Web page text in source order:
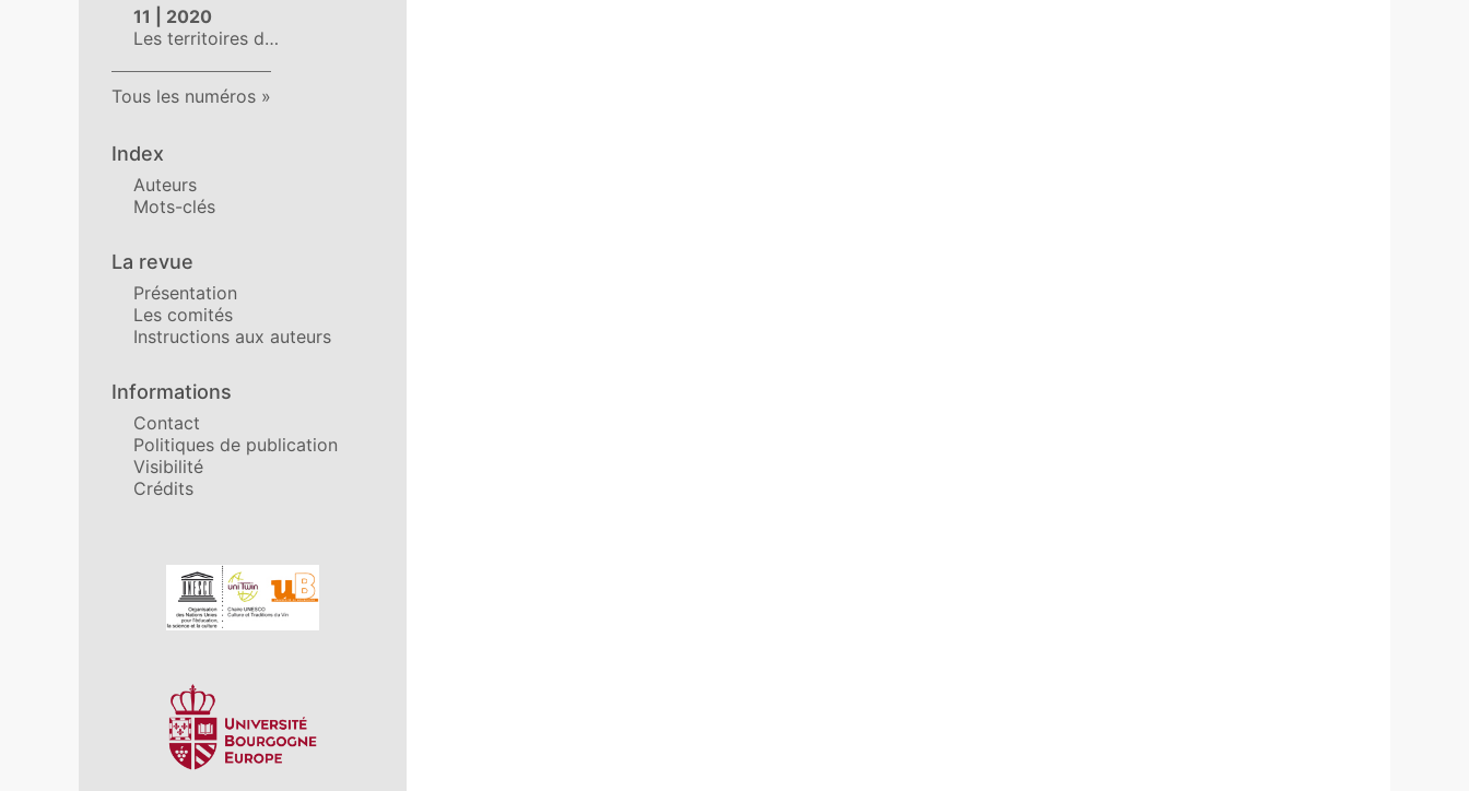
11 | 2020
Les territoires d…
Tous les numéros
Index
Auteurs
Mots-clés
La revue
Présentation
Les comités
Instructions aux auteurs
Informations
Contact
Politiques de publication
Visibilité
Crédits
Affiliations/partenaires